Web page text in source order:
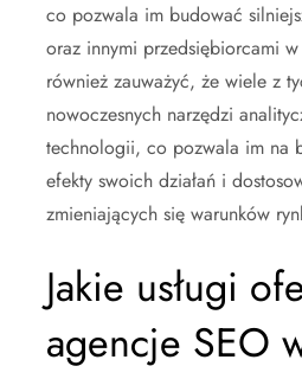
co pozwala im budować
oraz innymi przedsiębiorcami
również zauważyć, że wiele z
nowoczesnych narzędzi
technologii, co pozwala im na
efekty swoich działań i
zmieniających się warunków
Jakie usługi
agencje SEO